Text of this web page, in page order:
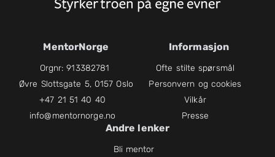
MentorNorge
Orgnr: 913382781
Øvre Slottsgate 5, 0157 Oslo
+47 21 51 40 40
info@mentornorge.no
Informasjon
Ofte stilte spørsmål
Personvern og cookies
Vilkår
Presse
Andre lenker
Bli mentor